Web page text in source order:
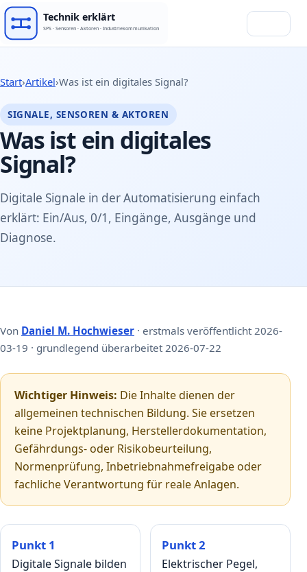
Start›Artikel›Was ist ein digitales Signal?
SIGNALE, SENSOREN & AKTOREN
Was ist ein digitales
Signal?
Digitale Signale in der Automatisierung einfach
erklärt: Ein/Aus, 0/1, Eingänge, Ausgänge und
Diagnose.
Von Daniel M. Hochwieser · erstmals veröffentlicht 2026-
03-19 · grundlegend überarbeitet 2026-07-22
Wichtiger Hinweis: Die Inhalte dienen der
allgemeinen technischen Bildung. Sie ersetzen
keine Projektplanung, Herstellerdokumentation,
Gefährdungs- oder Risikobeurteilung,
Normenprüfung, Inbetriebnahmefreigabe oder
fachliche Verantwortung für reale Anlagen.
Punkt 1
Digitale Signale bilden
Punkt 2
Elektrischer Pegel,